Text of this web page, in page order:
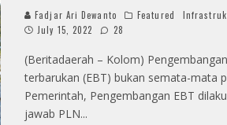
Fadjar Ari Dewanto Featured
July 15, 2022
28
(Beritadaerah – Kolom)
terbarukan (EBT) bukan semata-mata
Pemerintah, Pengembangan EBT
jawab PLN...